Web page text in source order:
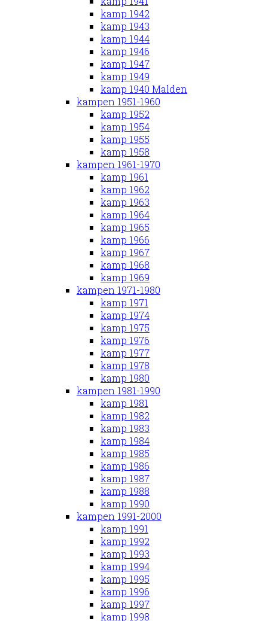
kamp 1942
kamp 1943
kamp 1944
kamp 1946
kamp 1947
kamp 1949
kamp 1940 Malden
kampen 1951-1960
kamp 1952
kamp 1954
kamp 1955
kamp 1958
kampen 1961-1970
kamp 1961
kamp 1962
kamp 1963
kamp 1964
kamp 1965
kamp 1966
kamp 1967
kamp 1968
kamp 1969
kampen 1971-1980
kamp 1971
kamp 1974
kamp 1975
kamp 1976
kamp 1977
kamp 1978
kamp 1980
kampen 1981-1990
kamp 1981
kamp 1982
kamp 1983
kamp 1984
kamp 1985
kamp 1986
kamp 1987
kamp 1988
kamp 1990
kampen 1991-2000
kamp 1991
kamp 1992
kamp 1993
kamp 1994
kamp 1995
kamp 1996
kamp 1997
kamp 1998